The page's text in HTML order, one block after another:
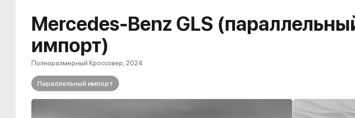
Mercedes-Benz GLS
импорт)
Полноразмерный Кроссовер, 2024
Параллельный импорт